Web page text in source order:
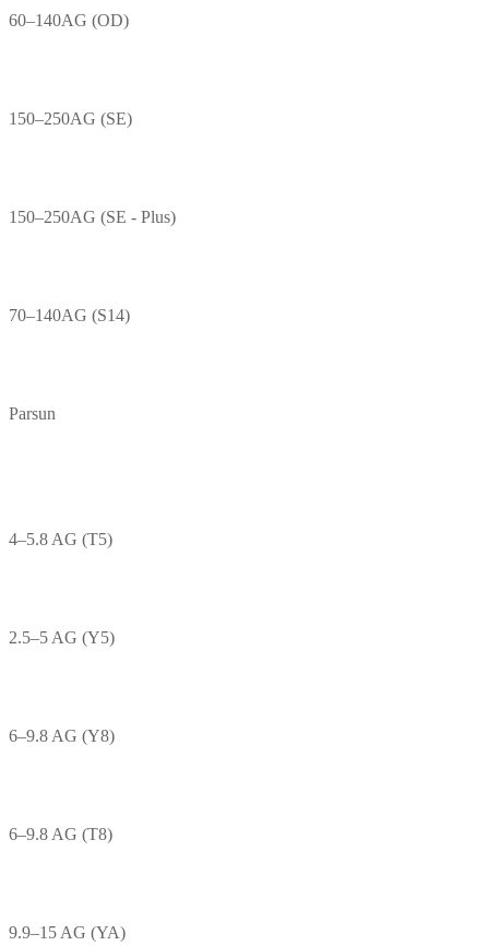
60–140AG (OD)
150–250AG (SE)
150–250AG (SE - Plus)
70–140AG (S14)
Parsun
4–5.8 AG (T5)
2.5–5 AG (Y5)
6–9.8 AG (Y8)
6–9.8 AG (T8)
9.9–15 AG (YA)